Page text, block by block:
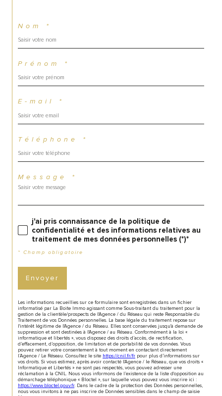
Nom *
Prénom *
E-mail *
Téléphone *
Message *
j'ai pris connaissance de la politique de
confidentialité et des informations relatives au
traitement de mes données personnelles (*)*
* Champ obligatoire
Envoyer
Les informations recueillies sur ce formulaire sont enregistrées dans un fichier
informatisé par La Boite Immo agissant comme Sous-traitant du traitement pour la
gestion de la clientèle/prospects de l'Agence / du Réseau qui reste Responsable du
Traitement de vos Données personnelles. La base légale du traitement repose sur
l'intérêt légitime de l'Agence / du Réseau. Elles sont conservées jusqu'à demande de
suppression et sont destinées à l'Agence / au Réseau. Conformément à la loi «
informatique et libertés », vous disposez des droits d’accès, de rectification,
d’effacement, d’opposition, de limitation et de portabilité de vos données. Vous
pouvez retirer votre consentement à tout moment en contactant directement
l’Agence / Le Réseau. Consultez le site https://cnil.fr/fr pour plus d’informations sur
vos droits. Si vous estimez, après avoir contacté l'Agence / le Réseau, que vos droits «
Informatique et Libertés » ne sont pas respectés, vous pouvez adresser une
réclamation à la CNIL. Nous vous informons de l’existence de la liste d'opposition au
démarchage téléphonique « Bloctel », sur laquelle vous pouvez vous inscrire ici :
https://www.bloctel.gouv.fr. Dans le cadre de la protection des Données personnelles,
nous vous invitons à ne pas inscrire de Données sensibles dans le champ de saisie